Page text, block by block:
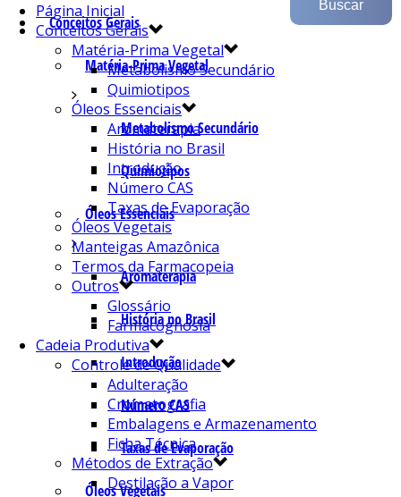
Conceitos Gerais
Matéria-Prima Vegetal
Metabolismo Secundário
Quimiotipos
Óleos Essenciais
Aromaterapia
História no Brasil
Introdução
Número CAS
Taxas de Evaporação
Óleos Vegetais
Página Inicial
Conceitos Gerais
Matéria-Prima Vegetal
Metabolismo Secundário
Quimiotipos
Óleos Essenciais
Aromaterapia
História no Brasil
Introdução
Número CAS
Taxas de Evaporação
Óleos Vegetais
Manteigas Amazônica
Termos da Farmacopeia
Outros
Glossário
Farmacognosia
Cadeia Produtiva
Controle de Qualidade
Adulteração
Cromatografia
Embalagens e Armazenamento
Ficha Técnica
Métodos de Extração
Destilação a Vapor